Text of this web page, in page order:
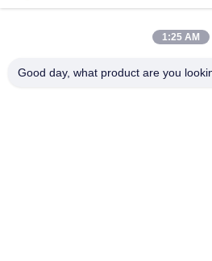
1:25 AM
Good day, what product are you